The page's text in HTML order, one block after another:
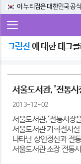
이 누리집은 대한민국 공
그림전 에 대한 태그
서울도서관, '전통
2013-12-02
서울도서관,‘전통시
서울도서관 기획전시
나타난 상인정신과 전
서울도서관 소장 전통